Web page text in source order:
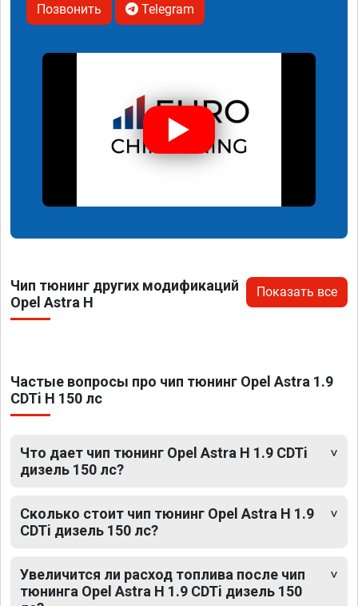
Позвонить Telegram
Чип тюнинг других модификаций
Opel Astra H
Показать все
Частые вопросы про чип тюнинг Opel Astra 1.9
CDTi H 150 лс
Что дает чип тюнинг Opel Astra H 1.9 CDTi
дизель 150 лс?
Сколько стоит чип тюнинг Opel Astra H 1.9
CDTi дизель 150 лс?
Увеличится ли расход топлива после чип
тюнинга Opel Astra H 1.9 CDTi дизель 150